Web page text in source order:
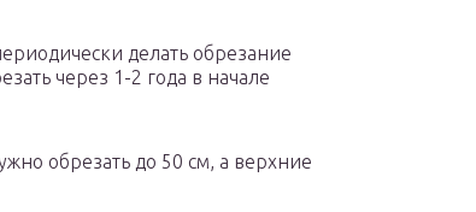
делать обрезание
через 1-2 года в начале
обрезать до 50 см, а верхние